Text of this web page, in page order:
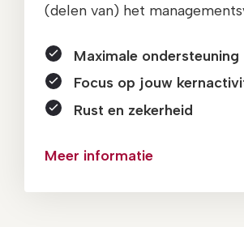
(delen van) het
Maximale ondersteuning
Focus op jouw
Rust en zekerheid
Meer informatie